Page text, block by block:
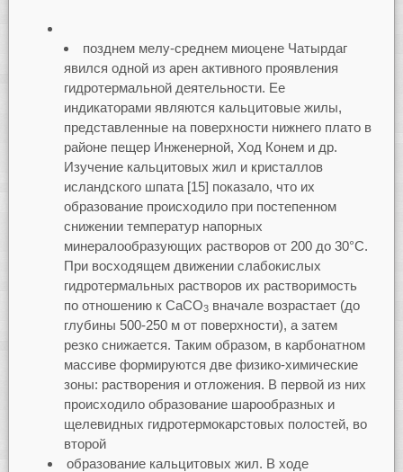
позднем мелу-среднем миоцене Чатырдаг
явился одной из арен активного проявления
гидротермальной деятельности. Ее
индикаторами являются кальцитовые жилы,
представленные на поверхности нижнего плато в
районе пещер Инженерной, Ход Конем и др.
Изучение кальцитовых жил и кристаллов
исландского шпата [15] показало, что их
образование происходило при постепенном
снижении температур напорных
минералообразующих растворов от 200 до 30°С.
При восходящем движении слабокислых
гидротермальных растворов их растворимость
по отношению к СаСО3 вначале возрастает (до
глубины 500-250 м от поверхности), а затем
резко снижается. Таким образом, в карбонатном
массиве формируются две физико-химические
зоны: растворения и отложения. В первой из них
происходило образование шарообразных и
щелевидных гидротермокарстовых полостей, во
второй
образование кальцитовых жил. В ходе